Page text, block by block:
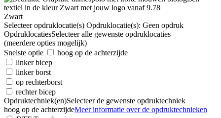
Zwart
Selecteer opdruklocatie(s) Opdruklocatie(s): Geen opdruk
OpdruklocatiesSelecteer alle gewenste opdruklocaties
(meerdere opties mogelijk)
Snelste optie
hoog op de achterzijde
linker bicep
linker borst
op rechterborst
rechter bicep
Opdruktechniek(en)Selecteer de gewenste opdruktechniek
hoog op de achterzijdeMeer informatie over de opdruktechnieken